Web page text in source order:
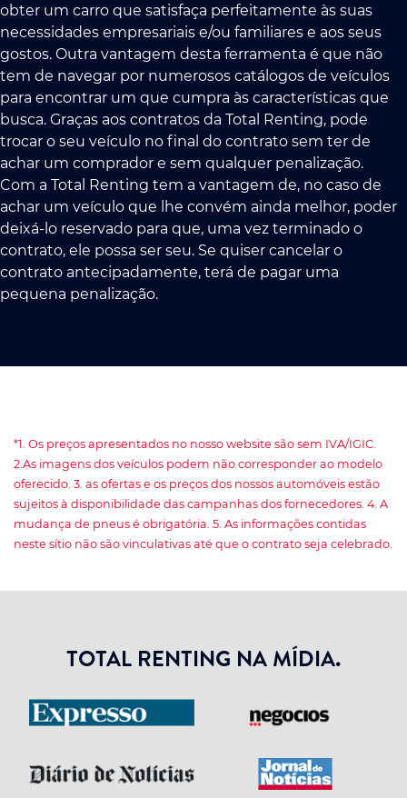
obter um carro que satisfaça perfeitamente às suas
necessidades empresariais e/ou familiares e aos seus
gostos. Outra vantagem desta ferramenta é que não
tem de navegar por numerosos catálogos de veículos
para encontrar um que cumpra às características que
busca. Graças aos contratos da Total Renting, pode
trocar o seu veículo no final do contrato sem ter de
achar um comprador e sem qualquer penalização.
Com a Total Renting tem a vantagem de, no caso de
achar um veículo que lhe convém ainda melhor, poder
deixá-lo reservado para que, uma vez terminado o
contrato, ele possa ser seu. Se quiser cancelar o
contrato antecipadamente, terá de pagar uma
pequena penalização.
*1. Os preços apresentados no nosso website são sem IVA/IGIC.
2.As imagens dos veículos podem não corresponder ao modelo
oferecido. 3. as ofertas e os preços dos nossos automóveis estão
sujeitos à disponibilidade das campanhas dos fornecedores. 4. A
mudança de pneus é obrigatória. 5. As informações contidas
neste sítio não são vinculativas até que o contrato seja celebrado.
TOTAL RENTING NA MÍDIA.